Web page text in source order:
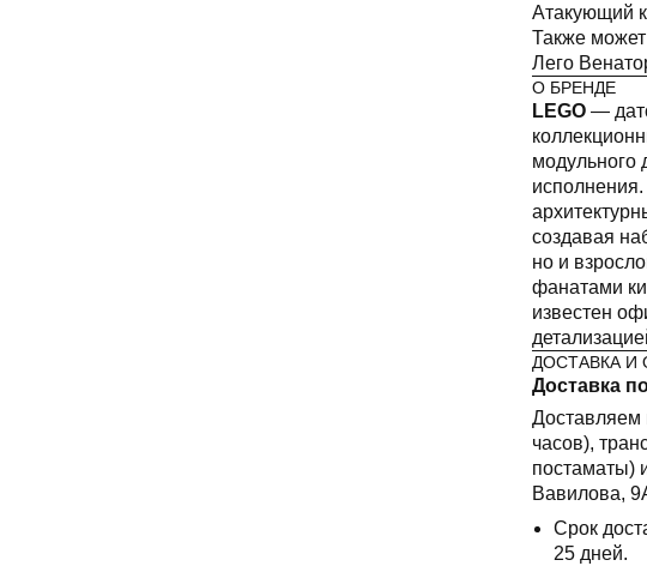
Атакующий
Также может
Лего
О БРЕНДЕ
LEGO —
модульного
создавая
но и
фанатами
известен
ДОСТАВКА И
Доставка
Доставляем
часов),
постаматы)
Вавилова,
Срок
25 дней.